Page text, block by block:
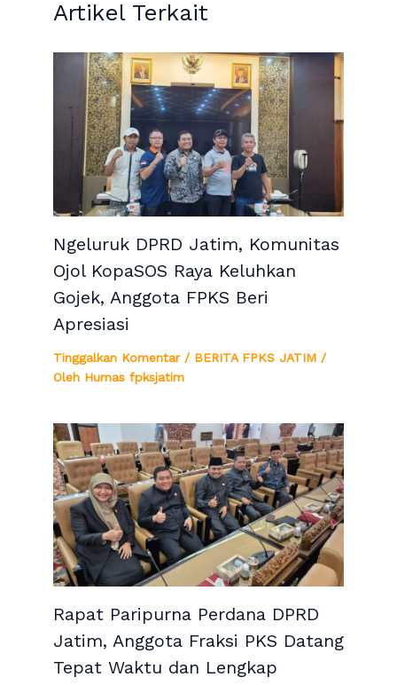
Artikel Terkait
Ngeluruk DPRD Jatim, Komunitas
Ojol KopaSOS Raya Keluhkan
Gojek, Anggota FPKS Beri
Apresiasi
Tinggalkan Komentar / BERITA FPKS JATIM /
Oleh Humas fpksjatim
Rapat Paripurna Perdana DPRD
Jatim, Anggota Fraksi PKS Datang
Tepat Waktu dan Lengkap